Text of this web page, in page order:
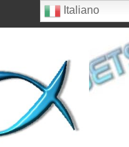
Italiano